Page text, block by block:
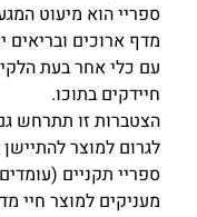
ספריי הוא מיעוט
מדף ארוכים ובריאים
עם כלי אחר בעת
חיידקים בתוכו.
הצטברות זו תתרחש
לגרום למוצר
ספריי תקניים
מעניקים למוצר חיי